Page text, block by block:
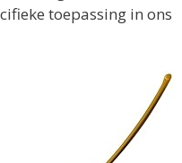
toepassing in ons